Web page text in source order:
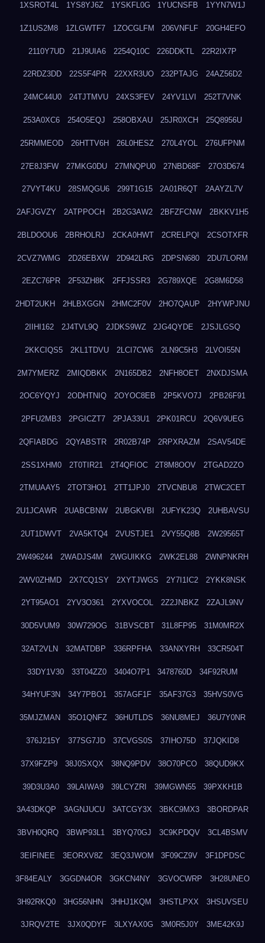
1XSROT4L 1YS8YJ6Z 1YSKFL0G 1YUCNSFB 1YYN7W1J
1Z1US2M8 1ZLGWTF7 1ZOCGLFM 206VNFLF 20GH4EFO
2110Y7UD 21J9UIA6 2254Q10C 226DDKTL 22R2IX7P
22RDZ3DD 22S5F4PR 22XXR3UO 232PTAJG 24AZ56D2
24MC44U0 24TJTMVU 24XS3FEV 24YV1LVI 252T7VNK
253A0XC6 254O5EQJ 258OBXAU 25JR0XCH 25Q8956U
25RMMEOD 26HTTV6H 26L0HESZ 270L4YOL 276UFPNM
27E8J3FW 27MKG0DU 27MNQPU0 27NBD68F 27O3D674
27VYT4KU 28SMQGU6 299T1G15 2A01R6QT 2AAYZL7V
2AFJGVZY 2ATPPOCH 2B2G3AW2 2BFZFCNW 2BKKV1H5
2BLDOOU6 2BRHOLRJ 2CKA0HWT 2CRELPQI 2CSOTXFR
2CVZ7WMG 2D26EBXW 2D942LRG 2DPSN680 2DU7LORM
2EZC76PR 2F53ZH8K 2FFJSSR3 2G789XQE 2G8M6D58
2HDT2UKH 2HLBXGGN 2HMC2F0V 2HO7QAUP 2HYWPJNU
2IIHI162 2J4TVL9Q 2JDKS9WZ 2JG4QYDE 2JSJLGSQ
2KKCIQS5 2KL1TDVU 2LCI7CW6 2LN9C5H3 2LVOI55N
2M7YMERZ 2MIQDBKK 2N165DB2 2NFH8OET 2NXDJSMA
2OC6YQYJ 2ODHTNIQ 2OYOC8EB 2P5KVO7J 2PB26F91
2PFU2MB3 2PGICZT7 2PJA33U1 2PK01RCU 2Q6V9UEG
2QFIABDG 2QYABSTR 2R02B74P 2RPXRAZM 2SAV54DE
2SS1XHM0 2T0TIR21 2T4QFIOC 2T8M8OOV 2TGAD2ZO
2TMUAAY5 2TOT3HO1 2TT1JPJ0 2TVCNBU8 2TWC2CET
2U1JCAWR 2UABCBNW 2UBGKVBI 2UFYK23Q 2UHBAVSU
2UT1DWVT 2VA5KTQ4 2VUSTJE1 2VY55Q8B 2W29565T
2W496244 2WADJS4M 2WGUIKKG 2WK2EL88 2WNPNKRH
2WV0ZHMD 2X7CQ1SY 2XYTJWGS 2Y7I1IC2 2YKK8NSK
2YT95AO1 2YV3O361 2YXVOCOL 2Z2JNBKZ 2ZAJL9NV
30D5VUM9 30W729OG 31BVSCBT 31L8FP95 31M0MR2X
32AT2VLN 32MATDBP 336RPFHA 33ANXYRH 33CR504T
33DY1V30 33T04ZZ0 3404O7P1 3478760D 34F92RUM
34HYUF3N 34Y7PBO1 357AGF1F 35AF37G3 35HVS0VG
35MJZMAN 35O1QNFZ 36HUTLDS 36NU8MEJ 36U7Y0NR
376J215Y 377SG7JD 37CVGS0S 37IHO75D 37JQKID8
37X9FZP9 38J0SXQX 38NQ9PDV 38O70PCO 38QUD9KX
39D3U3A0 39LAIWA9 39LCYZRI 39MGWN55 39PXKH1B
3A43DKQP 3AGNJUCU 3ATCGY3X 3BKC9MX3 3BORDPAR
3BVH0QRQ 3BWP93L1 3BYQ70GJ 3C9KPDQV 3CL4BSMV
3EIFINEE 3EORXV8Z 3EQ3JWOM 3F09CZ9V 3F1DPDSC
3F84EALY 3GGDN4OR 3GKCN4NY 3GVOCWRP 3H28UNEO
3H92RKQ0 3HG56NHN 3HHJ1KQM 3HSTLPXX 3HSUVSEU
3JRQV2TE 3JX0QDYF 3LXYAX0G 3M0R5J0Y 3ME42K9J